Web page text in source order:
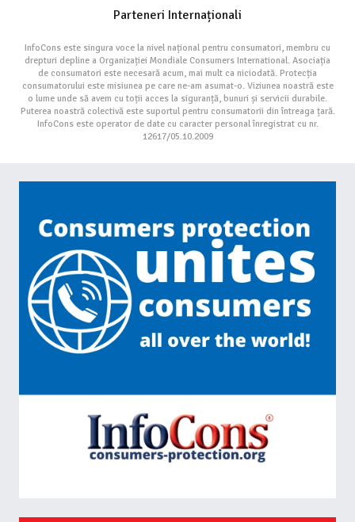
Parteneri Internaționali
InfoCons este singura voce la nivel național pentru consumatori, membru cu
drepturi depline a Organizației Mondiale Consumers International. Asociația
de consumatori este necesară acum, mai mult ca niciodată. Protecția
consumatorului este misiunea pe care ne-am asumat-o. Viziunea noastră este
o lume unde să avem cu toții acces la siguranță, bunuri și servicii durabile.
Puterea noastră colectivă este suportul pentru consumatorii din întreaga țară.
InfoCons este operator de date cu caracter personal înregistrat cu nr.
12617/05.10.2009